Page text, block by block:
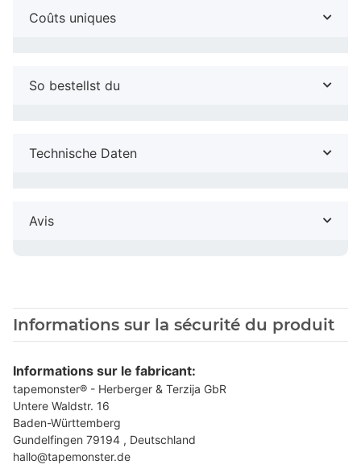
Coûts uniques
So bestellst du
Technische Daten
Avis
Informations sur la sécurité du produit
Informations sur le fabricant:
tapemonster® - Herberger & Terzija GbR
Untere Waldstr. 16
Baden-Württemberg
Gundelfingen 79194 , Deutschland
hallo@tapemonster.de